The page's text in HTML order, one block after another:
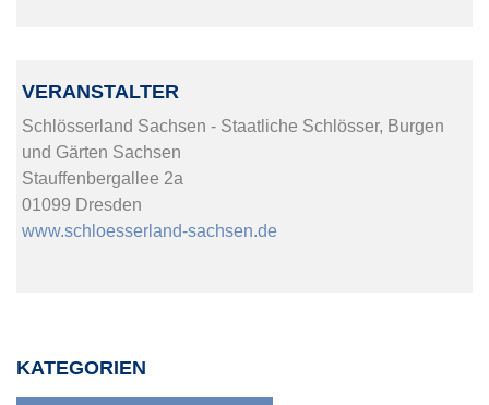
VERANSTALTER
Schlösserland Sachsen - Staatliche Schlösser, Burgen
und Gärten Sachsen
Stauffenbergallee 2a
01099 Dresden
www.schloesserland-sachsen.de
KATEGORIEN